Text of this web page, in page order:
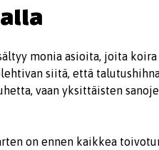
monia asioita, joita
siitä, että
vaan yksittäisten
on ennen kaikkea